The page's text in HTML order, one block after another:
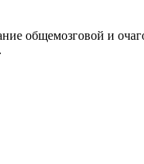
общемозговой и